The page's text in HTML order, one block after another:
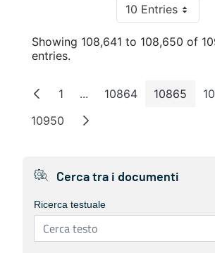
10 EntriesPer Page
Showing 108,641 to 108,650 of
entries.
Page
1 ...Intermediate Pages
Page
10864 Page
10865
Page
10950
Cerca tra i documenti
Ricerca testuale